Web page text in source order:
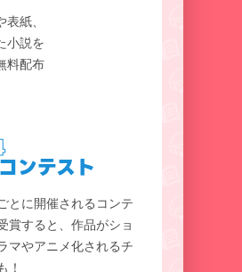
紙、
小説を
料配布
ンテスト
とに開催されるコンテ
賞すると、作品がショ
マやアニメ化されるチ
！